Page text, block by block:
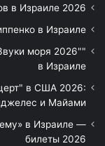
в Израиле 2026
в Израиле
моря 2026"
в Израиле
в США 2026:
и Майами
в Израиле —
билеты 2026